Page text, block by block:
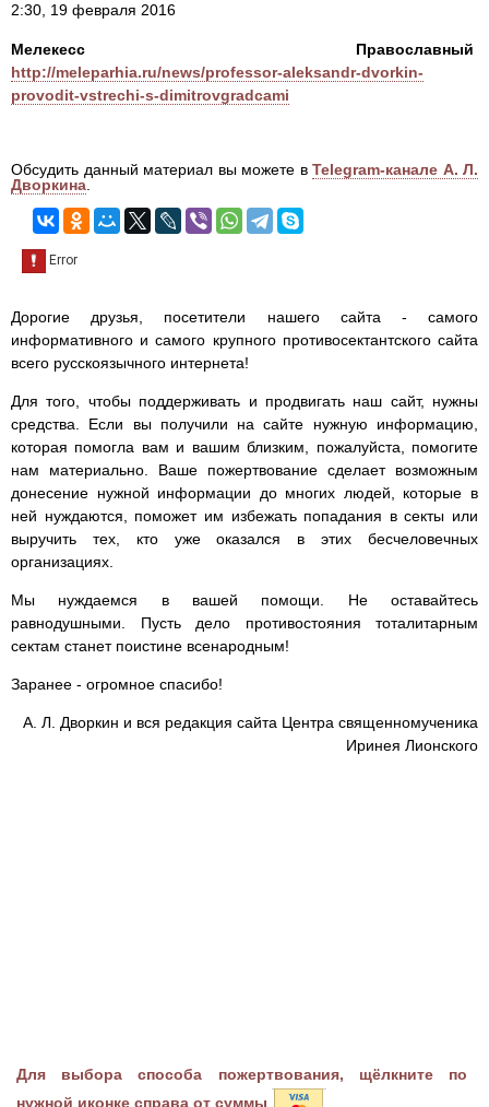
2:30, 19 февраля 2016
Мелекесс Православный
http://meleparhia.ru/news/professor-aleksandr-dvorkin-
provodit-vstrechi-s-dimitrovgradcami
Обсудить данный материал вы можете в Telegram-канале А. Л.
Дворкина
Дорогие друзья, посетители нашего сайта - самого
информативного и самого крупного противосектантского сайта
всего русскоязычного интернета!
Для того, чтобы поддерживать и продвигать наш сайт, нужны
средства. Если вы получили на сайте нужную информацию,
которая помогла вам и вашим близким, пожалуйста, помогите
нам материально. Ваше пожертвование сделает возможным
донесение нужной информации до многих людей, которые в
ней нуждаются, поможет им избежать попадания в секты или
выручить тех, кто уже оказался в этих бесчеловечных
организациях.
Мы нуждаемся в вашей помощи. Не оставайтесь
равнодушными. Пусть дело противостояния тоталитарным
сектам станет поистине всенародным!
Заранее - огромное спасибо!
А. Л. Дворкин и вся редакция сайта Центра священномученика
Иринея Лионского
Для выбора способа пожертвования, щёлкните по
нужной иконке справа от суммы